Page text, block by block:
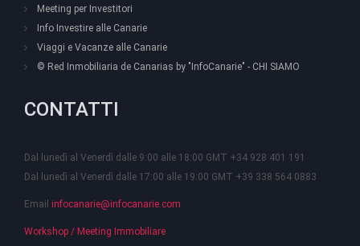
Meeting per Investitori
Info Investire alle Canarie
Viaggi e Vacanze alle Canarie
© Red Inmobiliaria de Canarias by "InfoCanarie" - CHI SIAMO
CONTATTI
Dal lunedì al Venerdì dalle 9:00 alle 18:00 GMT +34 928 401 191
Dal lunedì al Venerdì dalle 17:00 alle 19:00 GMT +39 338 564 0883
Email infocanarie@infocanarie.com
Workshop / Meeting Immobiliare